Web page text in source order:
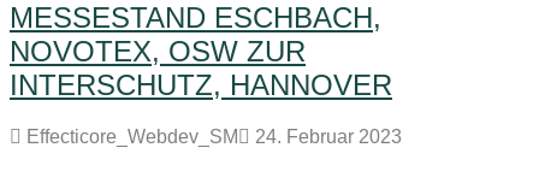
MESSESTAND ESCHBACH,
NOVOTEX, OSW ZUR
INTERSCHUTZ, HANNOVER
Effecticore_Webdev_SM 24. Februar 2023